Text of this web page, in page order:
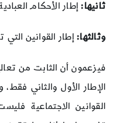
ثانيها: إطار الأحكام
وثالثها: إطار القوانين
فيزعمون أن الثابت من
الإطار الأول والثاني فقط،
القوانين الاجتماعية